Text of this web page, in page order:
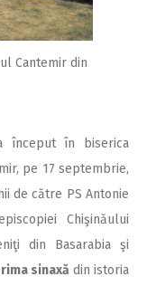
Cantemir din
început în biserica
pe 17 septembrie,
de către PS Antonie
Chişinăului
din Basarabia şi
sinaxă din istoria